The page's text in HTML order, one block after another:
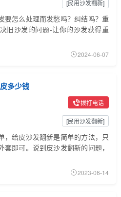
[民用沙发翻新]
要怎么处理而发愁吗？纠结吗？重
旧沙发的问题-让你的沙发获得重
2024-06-07
多少钱
拨打电话
[民用沙发翻新]
，给皮沙发翻新是简单的方法，只
即可。说到皮沙发翻新的问题，
2023-06-14